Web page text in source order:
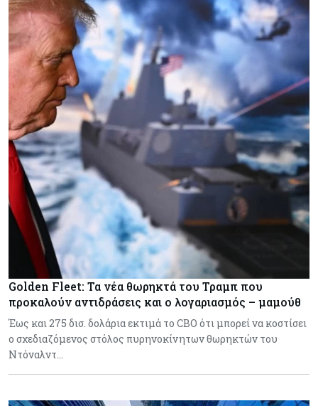
Golden Fleet: Τα νέα θωρηκτά του Τραμπ που
προκαλούν αντιδράσεις και ο λογαριασμός – μαμούθ
Έως και 275 δισ. δολάρια εκτιμά το CBO ότι μπορεί να κοστίσει
ο σχεδιαζόμενος στόλος πυρηνοκίνητων θωρηκτών του
Ντόναλντ…